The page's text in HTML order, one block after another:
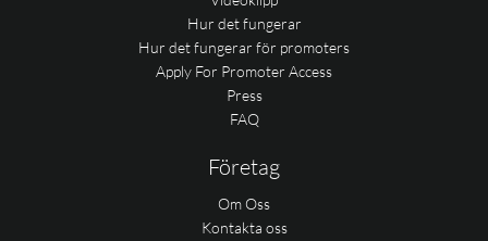
Hur det fungerar
Hur det fungerar för promoters
Apply For Promoter Access
Press
FAQ
Företag
Om Oss
Kontakta oss